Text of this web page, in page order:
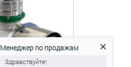
Менеджер по продажам
Здравствуйте!